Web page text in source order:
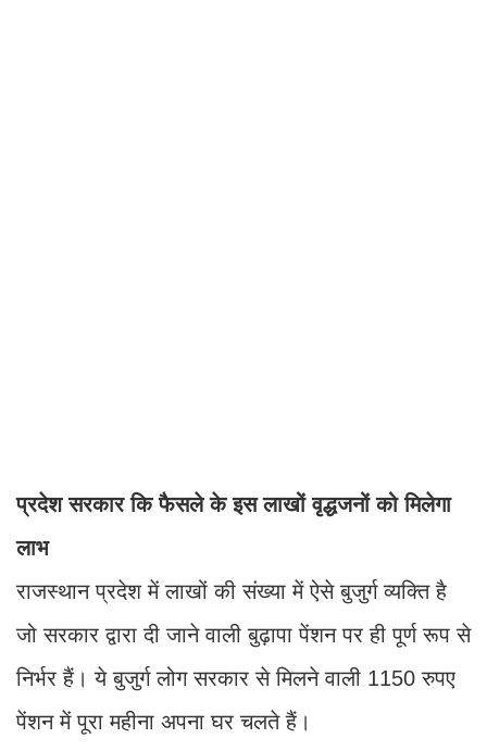
प्रदेश सरकार कि फैसले के इस लाखों वृद्धजनों को मिलेगा
लाभ
राजस्थान प्रदेश में लाखों की संख्या में ऐसे बुजुर्ग व्यक्ति है
जो सरकार द्वारा दी जाने वाली बुढ़ापा पेंशन पर ही पूर्ण रूप से
निर्भर हैं। ये बुजुर्ग लोग सरकार से मिलने वाली 1150 रुपए
पेंशन में पूरा महीना अपना घर चलते हैं।